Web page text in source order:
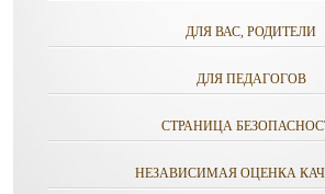
ДЛЯ ВАС, РОДИТЕЛИ
ДЛЯ ПЕДАГОГОВ
СТРАНИЦА
НЕЗАВИСИМАЯ ОЦЕНКА